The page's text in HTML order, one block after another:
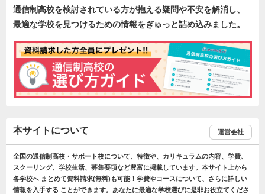
通信制高校を検討されている方が抱える疑問や不安を解消し、
最適な学校を見つけるための情報をぎゅっと詰め込みました。
本サイトについて 運営会社
全国の通信制高校・サポート校について、特徴や、カリキュラムの内容、学費、
スクーリング、学校生活、募集要項など豊富に掲載しています。本サイト上から
各学校へ まとめて資料請求(無料)も可能！学費やコースについて、さらに詳しい
情報を入手する ことができます。あなたに最適な学校選びに是非お役立てくださ